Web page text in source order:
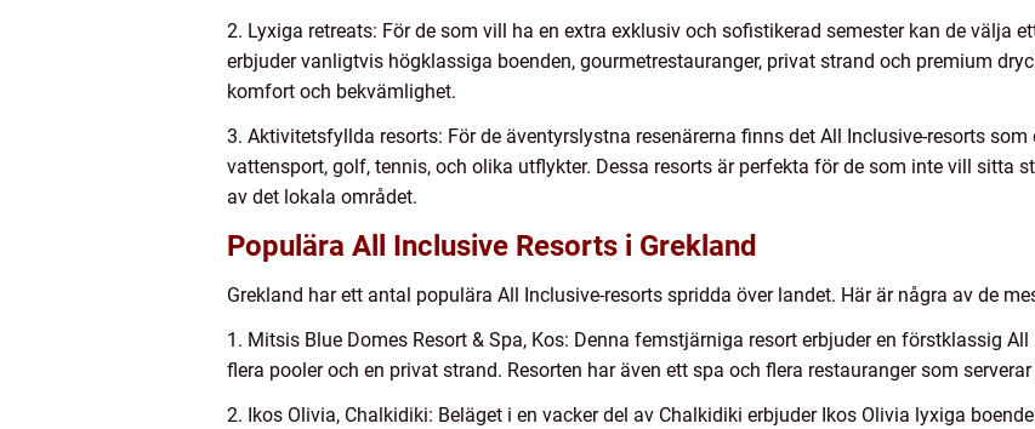
2. Lyxiga retreats: För de som vill ha en extra exklusiv och sofistikerad semester kan de välja
erbjuder vanligtvis högklassiga boenden, gourmetrestauranger, privat strand och premium
komfort och bekvämlighet.
3. Aktivitetsfyllda resorts: För de äventyrslystna resenärerna finns det All Inclusive-resorts
vattensport, golf, tennis, och olika utflykter. Dessa resorts är perfekta för de som inte vill sitta
av det lokala området.
Populära All Inclusive Resorts i Grekland
Grekland har ett antal populära All Inclusive-resorts spridda över landet. Här är några av de
1. Mitsis Blue Domes Resort & Spa, Kos: Denna femstjärniga resort erbjuder en förstklassig
flera pooler och en privat strand. Resorten har även ett spa och flera restauranger som
2. Ikos Olivia, Chalkidiki: Beläget i en vacker del av Chalkidiki erbjuder Ikos Olivia lyxiga